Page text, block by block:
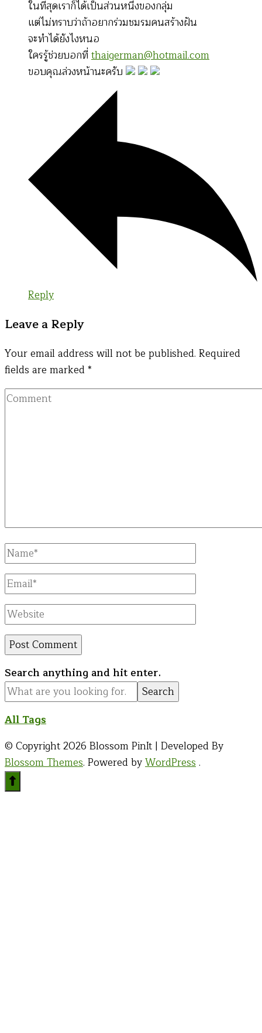
ในที่สุดเราก็ได้เป็นส่วนหนึ่งของกลุ่ม
แต่ไม่ทราบว่าถ้าอยากร่วมชมรมคนสร้างฝัน
จะทำได้ยังไงหนอ
ใครรู้ช่วยบอกที่thaigerman@hotmail.com
ขอบคุณล่วงหน้านะครับ
Reply
Leave a Reply
Your email address will not be published. Required
fields are marked *
Comment
Full
Name
Email
Website
Looking
for
Something?
Search anything and hit enter.
All Tags
© Copyright 2026 Blossom PinIt | Developed By
Blossom Themes. Powered byWordPress.